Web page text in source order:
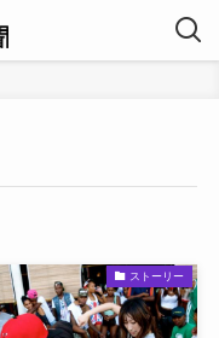
ストーリー